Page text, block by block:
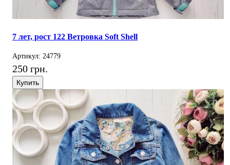
7 лет, рост 122 Ветровка Soft Shell
Артикул: 24779
250 грн.
Купить